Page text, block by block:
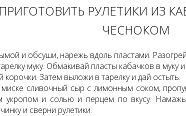
РУЛЕТИКИ ИЗ
ЧЕСНОКОМ
и обсуши, нарежь вдоль пластами.
муку. Обмакивай пласты кабачков в муку
корочки. Затем выложи в тарелку и дай остыть.
сливочный сыр с лимонным соком,
укропом и солью и перцем по вкусу.
и сверни рулетики.